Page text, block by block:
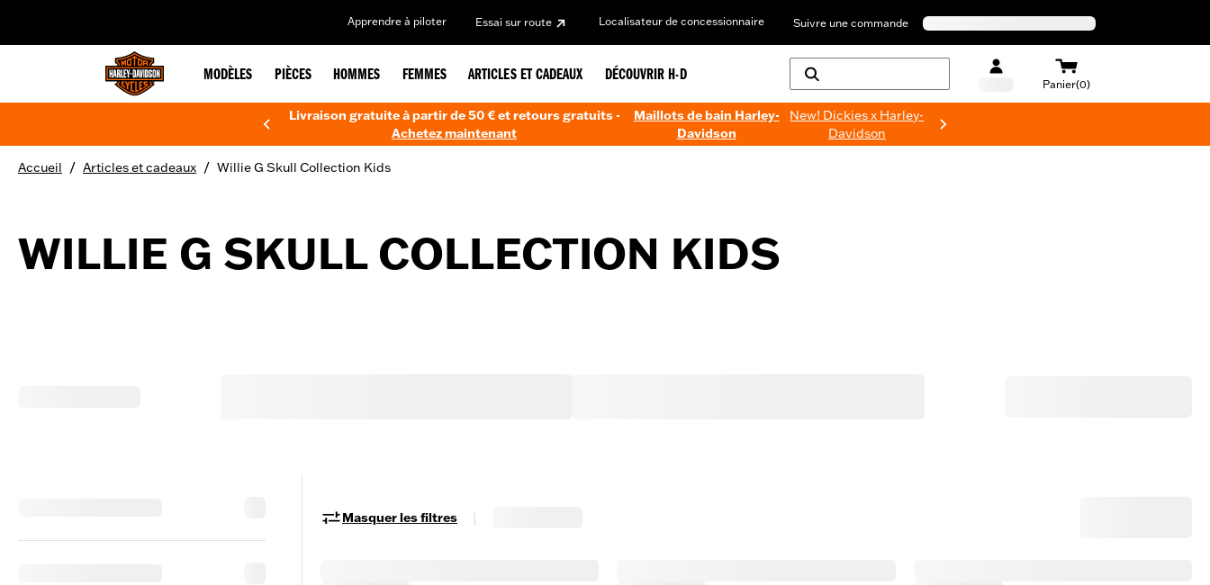
Apprendre à piloter Essai sur route Localisateur de concessionnaire Suivre une commande
MODÈLES PIÈCES HOMMES FEMMES ARTICLES ET CADEAUX DÉCOUVRIR H-D
Panier(0)
Livraison gratuite à partir de 50 € et retours gratuits -
Achetez maintenant
Maillots de bain Harley-
Davidson
New! Dickies x Harley-
Davidson
Accueil / Articles et cadeaux / Willie G Skull Collection Kids
WILLIE G SKULL COLLECTION KIDS
Masquer les filtres